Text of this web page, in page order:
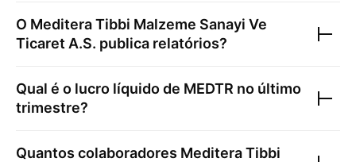
O Meditera Tibbi Malzeme Sanayi Ve
Ticaret A.S. publica relatórios?
Qual é o lucro líquido de MEDTR no último
trimestre?
Quantos colaboradores Meditera Tibbi